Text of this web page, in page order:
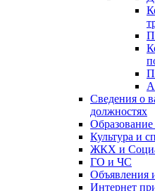
Сведения о
должностях
Культура и
ЖКХ и
ГО и ЧС
Объявления
Интернет